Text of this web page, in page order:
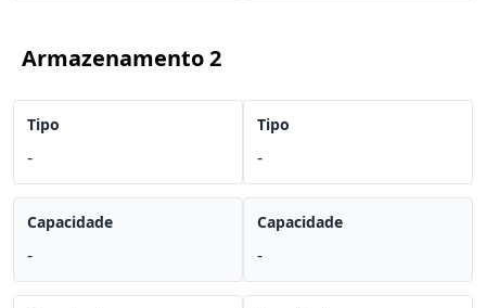
Armazenamento 2
Tipo
-
Capacidade
-
Tipo
-
Capacidade
-